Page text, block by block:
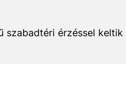
szabadtéri érzéssel